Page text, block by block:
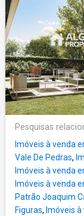
Pesquisas
Imóveis à venda
Vale De Pedras,
Imóveis à venda
Imóveis à venda
Patrão Joaquim
Figuras, Imóveis